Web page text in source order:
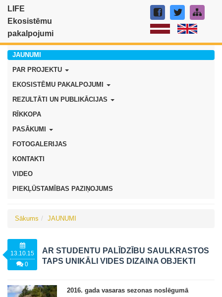
LIFE
Ekosistēmu
pakalpojumi
JAUNUMI
PAR PROJEKTU
EKOSISTĒMU PAKALPOJUMI
REZULTĀTI UN PUBLIKĀCIJAS
RĪKKOPA
PASĀKUMI
FOTOGALERIJAS
KONTAKTI
VIDEO
PIEKĻŪSTAMĪBAS PAZIŅOJUMS
Sākums JAUNUMI
13.10.15
0
AR STUDENTU PALĪDZĪBU SAULKRASTOS
TAPS UNIKĀLI VIDES DIZAINA OBJEKTI
2016. gada vasaras sezonas noslēgumā